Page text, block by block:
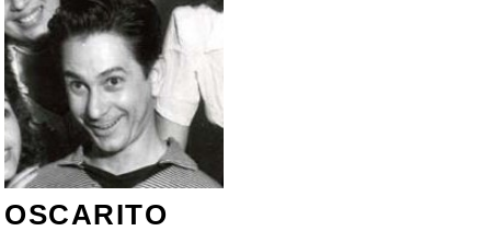
OSCARITO